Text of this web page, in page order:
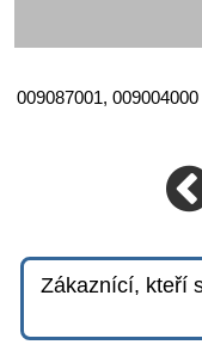
009087001, 009004000
Zákaznící, kteří